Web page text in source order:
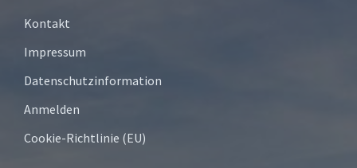
Kontakt
Impressum
Datenschutzinformation
Anmelden
Cookie-Richtlinie (EU)